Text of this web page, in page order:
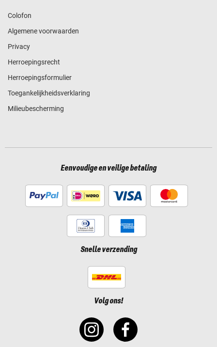
Colofon
Algemene voorwaarden
Privacy
Herroepingsrecht
Herroepingsformulier
Toegankelijkheidsverklaring
Milieubescherming
Eenvoudige en veilige betaling
Snelle verzending
Volg ons!